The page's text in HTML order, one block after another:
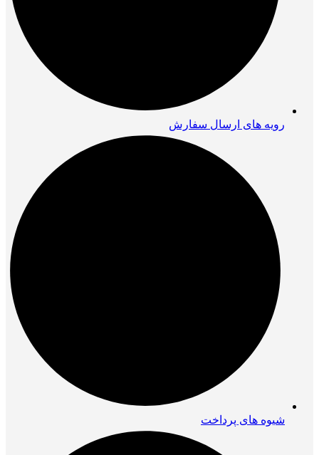
رویه های ارسال سفارش
شیوه های پرداخت